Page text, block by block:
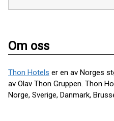
Om oss
Thon Hotels er en av Norges
av Olav Thon Gruppen. Thon
Norge, Sverige, Danmark,